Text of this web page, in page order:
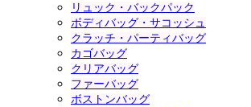
リュック・バックパック
ボディバッグ・サコッシュ
クラッチ・パーティバッグ
カゴバッグ
クリアバッグ
ファーバッグ
ボストンバッグ